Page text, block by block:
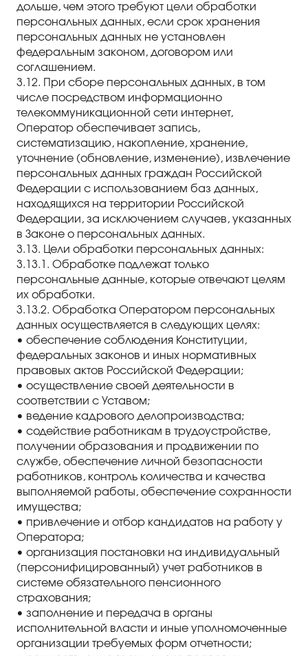
дольше, чем этого требуют цели обработки
персональных данных, если срок хранения
персональных данных не установлен
федеральным законом, договором или
соглашением.
3.12. При сборе персональных данных, в том
числе посредством информационно
телекоммуникационной сети интернет,
Оператор обеспечивает запись,
систематизацию, накопление, хранение,
уточнение (обновление, изменение), извлечение
персональных данных граждан Российской
Федерации с использованием баз данных,
находящихся на территории Российской
Федерации, за исключением случаев, указанных
в Законе о персональных данных.
3.13. Цели обработки персональных данных:
3.13.1. Обработке подлежат только
персональные данные, которые отвечают целям
их обработки.
3.13.2. Обработка Оператором персональных
данных осуществляется в следующих целях:
• обеспечение соблюдения Конституции,
федеральных законов и иных нормативных
правовых актов Российской Федерации;
• осуществление своей деятельности в
соответствии с Уставом;
• ведение кадрового делопроизводства;
• содействие работникам в трудоустройстве,
получении образования и продвижении по
службе, обеспечение личной безопасности
работников, контроль количества и качества
выполняемой работы, обеспечение сохранности
имущества;
• привлечение и отбор кандидатов на работу у
Оператора;
• организация постановки на индивидуальный
(персонифицированный) учет работников в
системе обязательного пенсионного
страхования;
• заполнение и передача в органы
исполнительной власти и иные уполномоченные
организации требуемых форм отчетности;